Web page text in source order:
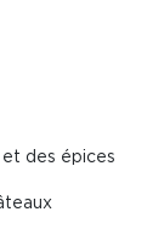
des épices